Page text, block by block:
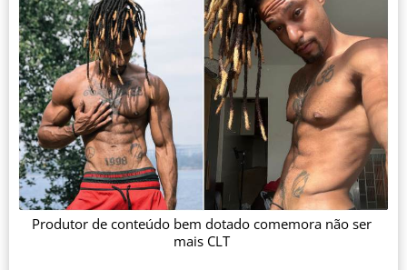
Produtor de conteúdo bem dotado comemora não ser
mais CLT